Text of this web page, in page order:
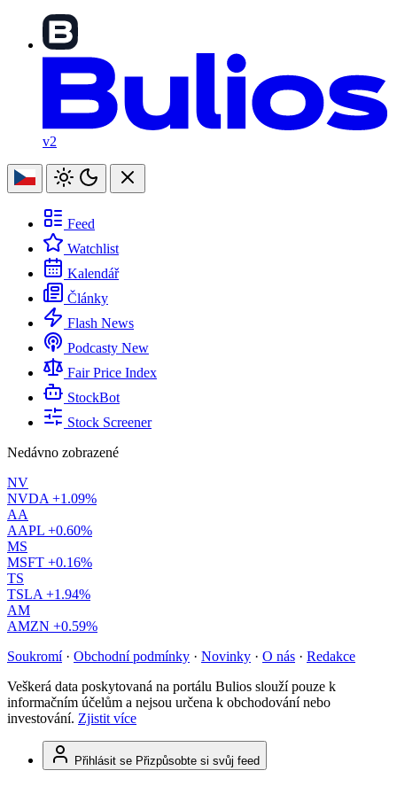
v2
Feed
Watchlist
Kalendář
Články
Flash News
Podcasty New
Fair Price Index
StockBot
Stock Screener
Nedávno zobrazené
NV
NVDA +1.09%
AA
AAPL +0.60%
MS
MSFT +0.16%
TS
TSLA +1.94%
AM
AMZN +0.59%
Soukromí · Obchodní podmínky · Novinky · O nás · Redakce
Veškerá data poskytovaná na portálu Bulios slouží pouze k
informačním účelům a nejsou určena k obchodování nebo
investování. Zjistit více
Přihlásit se Přizpůsobte si svůj feed